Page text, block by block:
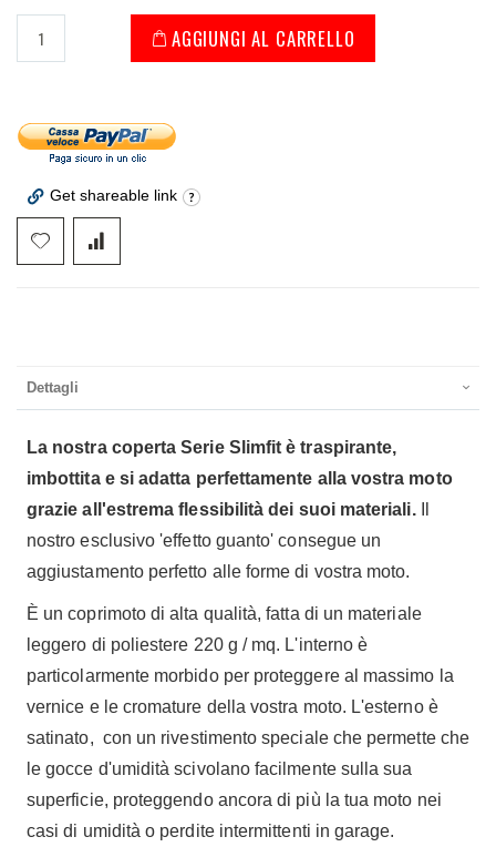
AGGIUNGI AL CARRELLO
Get shareable link
Dettagli
La nostra coperta Serie Slimfit è traspirante,
imbottita e si adatta perfettamente alla vostra moto
grazie all'estrema flessibilità dei suoi materiali.Il
nostro esclusivo 'effetto guanto' consegue un
aggiustamento perfetto alle forme di vostra moto.
È un coprimoto di alta qualità, fatta di un materiale
leggero di poliestere 220 g / mq. L'interno è
particolarmente morbido per proteggere al massimo la
vernice e le cromature della vostra moto. L'esterno è
satinato, con un rivestimento speciale che permette che
le gocce d'umidità scivolano facilmente sulla sua
superficie, proteggendo ancora di più la tua moto nei
casi di umidità o perdite intermittenti in garage.